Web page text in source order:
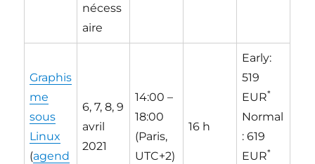
nécess
aire
Graphis
me
sous
Linux
(agend
6, 7, 8, 9
avril
2021
14:00 –
18:00
(Paris,
UTC+2)
16 h
Early:
519
EUR*
Normal
: 619
EUR*